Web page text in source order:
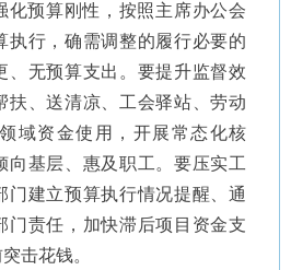
预算刚性，按照主席办公会
执行，确需调整的履行必要的
、无预算支出。要提升监督效
扶、送清凉、工会驿站、劳动
域资金使用，开展常态化核
向基层、惠及职工。要压实工
门建立预算执行情况提醒、通
门责任，加快滞后项目资金支
击花钱。